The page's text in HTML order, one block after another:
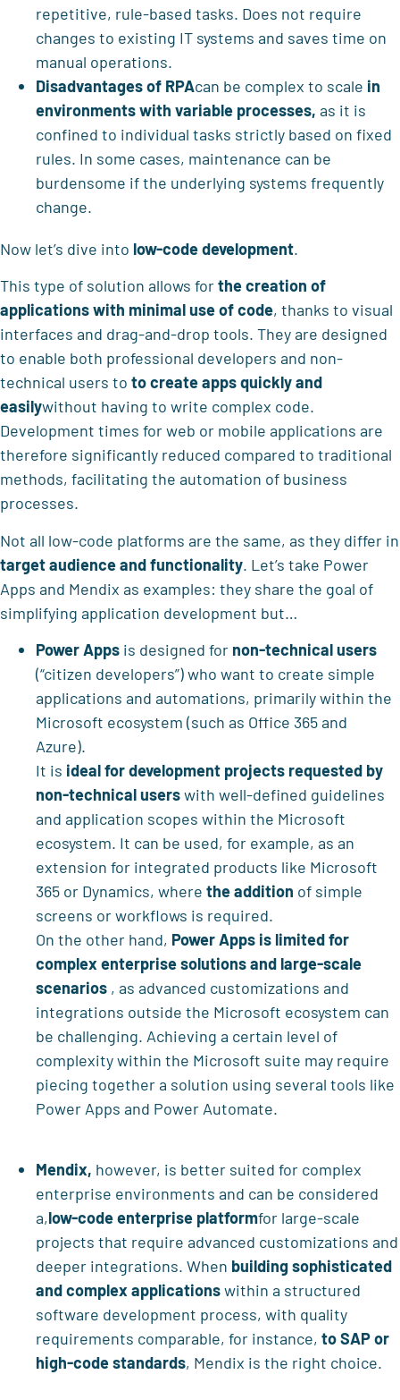
repetitive, rule-based tasks. Does not require
changes to existing IT systems and saves time on
manual operations.
Disadvantages of RPAcan be complex to scale in
environments with variable processes, as it is
confined to individual tasks strictly based on fixed
rules. In some cases, maintenance can be
burdensome if the underlying systems frequently
change.
Now let’s dive into low-code development.
This type of solution allows forthe creation of
applications with minimal use of code, thanks to visual
interfaces and drag-and-drop tools. They are designed
to enable both professional developers and non-
technical users to to create apps quickly and
easilywithout having to write complex code.
Development times for web or mobile applications are
therefore significantly reduced compared to traditional
methods, facilitating the automation of business
processes.
Not all low-code platforms are the same, as they differ in
target audience and functionality. Let’s take Power
Apps and Mendix as examples: they share the goal of
simplifying application development but…
Power Apps is designed for non-technical users
(“citizen developers”) who want to create simple
applications and automations, primarily within the
Microsoft ecosystem (such as Office 365 and
Azure).
It is ideal fordevelopment projects requested by
non-technical userswith well-defined guidelines
and application scopes within the Microsoft
ecosystem. It can be used, for example, as an
extension for integrated products like Microsoft
365 or Dynamics, where the addition of simple
screens or workflows is required.
On the other hand, Power Apps is limited for
complex enterprise solutions and large-scale
scenarios , as advanced customizations and
integrations outside the Microsoft ecosystem can
be challenging. Achieving a certain level of
complexity within the Microsoft suite may require
piecing together a solution using several tools like
Power Apps and Power Automate.
Mendix, however, is better suited for complex
enterprise environments and can be considered
a,low-code enterprise platformfor large-scale
projects that require advanced customizations and
deeper integrations. When buildingsophisticated
and complex applicationswithin a structured
software development process, with quality
requirements comparable, for instance, to SAP or
high-code standards, Mendix is the right choice.